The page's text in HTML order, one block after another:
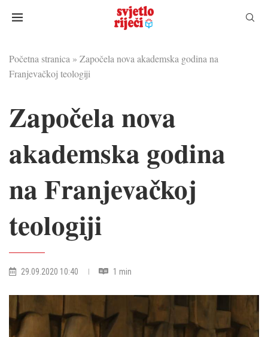
Početna stranica » Započela nova akademska godina na
Franjevačkoj teologiji
Započela nova
akademska godina
na Franjevačkoj
teologiji
29.09.2020 10:40 1 min